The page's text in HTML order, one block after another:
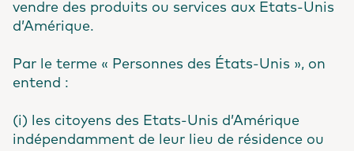
vendre des produits ou services aux Etats-Unis
d’Amérique.
Par le terme « Personnes des États-Unis », on
entend :
(i) les citoyens des Etats-Unis d’Amérique
indépendamment de leur lieu de résidence ou